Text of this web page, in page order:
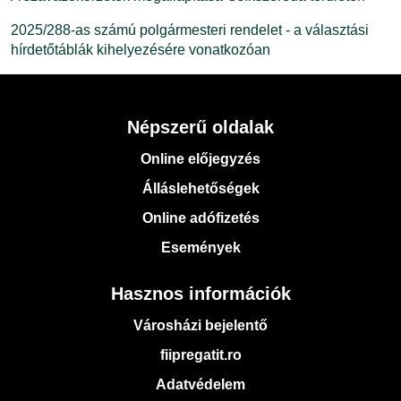
2025/288-as számú polgármesteri rendelet - a választási
hírdetőtáblák kihelyezésére vonatkozóan
Népszerű oldalak
Online előjegyzés
Álláslehetőségek
Online adófizetés
Események
Hasznos információk
Városházi bejelentő
fiipregatit.ro
Adatvédelem